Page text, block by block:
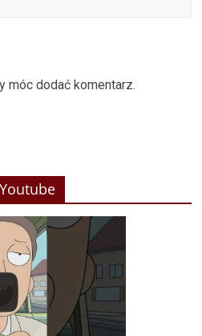
móc dodać komentarz.